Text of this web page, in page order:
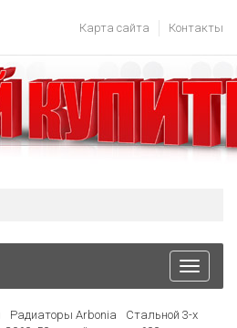
Карта сайта Контакты
Toggle
Радиаторы Arbonia
Стальной 3-х